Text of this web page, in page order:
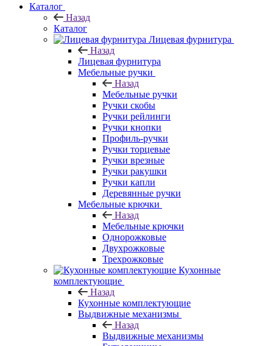
Каталог
Назад
Каталог
Лицевая фурнитура
Назад
Лицевая фурнитура
Мебельные ручки
Назад
Мебельные ручки
Ручки скобы
Ручки рейлинги
Ручки кнопки
Профиль-ручки
Ручки торцевые
Ручки врезные
Ручки ракушки
Ручки капли
Деревянные ручки
Мебельные крючки
Назад
Мебельные крючки
Однорожковые
Двухрожковые
Трехрожковые
Кухонные
комплектующие
Назад
Кухонные комплектующие
Выдвижные механизмы
Назад
Выдвижные механизмы